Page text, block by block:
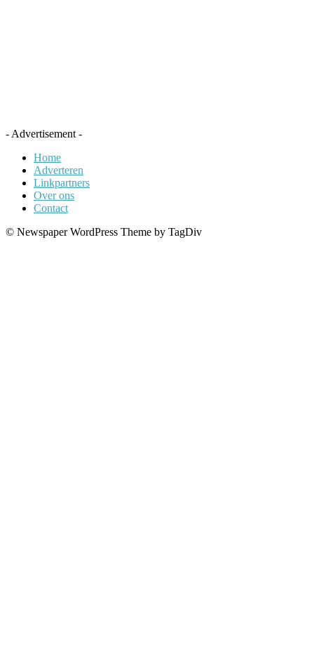
- Advertisement -
Home
Adverteren
Linkpartners
Over ons
Contact
© Newspaper WordPress Theme by TagDiv